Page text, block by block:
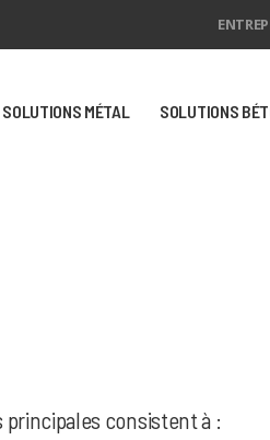
SOLUTIONS MÉTAL SOLUTIONS
principales consistent à :